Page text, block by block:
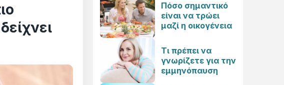
Πόσο σημαντικό
είναι να τρώει
μαζί η οικογένεια
Τι πρέπει να
γνωρίζετε για την
εμμηνόπαυση